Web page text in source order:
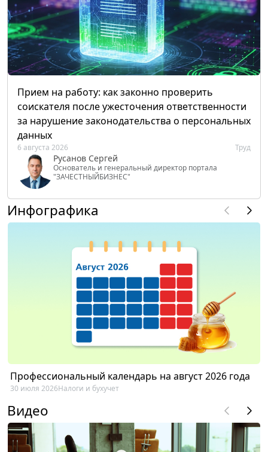
Прием на работу: как законно проверить
соискателя после ужесточения ответственности
за нарушение законодательства о персональных
данных
6 августа 2026 Труд
Русанов Сергей
Основатель и генеральный директор портала
"ЗАЧЕСТНЫЙБИЗНЕС"
Инфографика
Профессиональный календарь на август 2026 года
30 июля 2026Налоги и бухучет
Видео